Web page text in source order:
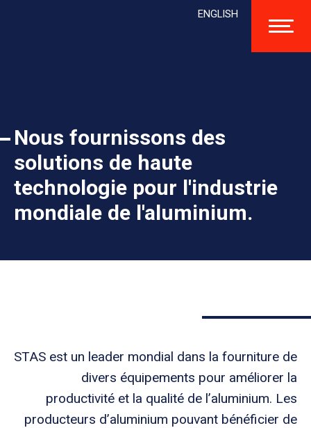
ENGLISH
Nous fournissons des
solutions de haute
technologie pour l'industrie
mondiale de l'aluminium.
STAS est un leader mondial dans la fourniture de
divers équipements pour améliorer la
productivité et la qualité de l’aluminium. Les
producteurs d’aluminium pouvant bénéficier de